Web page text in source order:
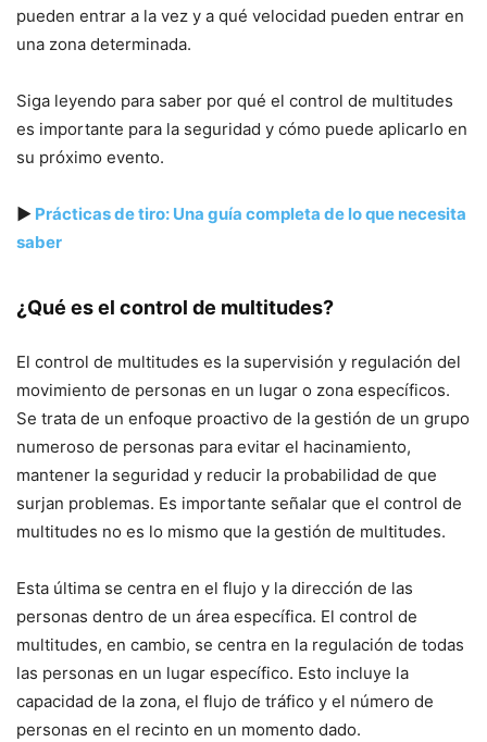
pueden entrar a la vez y a qué velocidad pueden entrar en
una zona determinada.
Siga leyendo para saber por qué el control de multitudes
es importante para la seguridad y cómo puede aplicarlo en
su próximo evento.
▶ Prácticas de tiro: Una guía completa de lo que necesita
saber
¿Qué es el control de multitudes?
El control de multitudes es la supervisión y regulación del
movimiento de personas en un lugar o zona específicos.
Se trata de un enfoque proactivo de la gestión de un grupo
numeroso de personas para evitar el hacinamiento,
mantener la seguridad y reducir la probabilidad de que
surjan problemas. Es importante señalar que el control de
multitudes no es lo mismo que la gestión de multitudes.
Esta última se centra en el flujo y la dirección de las
personas dentro de un área específica. El control de
multitudes, en cambio, se centra en la regulación de todas
las personas en un lugar específico. Esto incluye la
capacidad de la zona, el flujo de tráfico y el número de
personas en el recinto en un momento dado.